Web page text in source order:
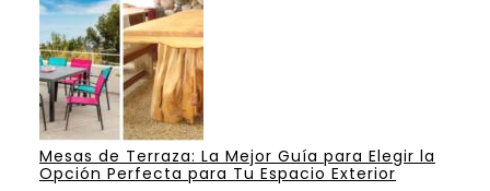
Mesas de Terraza: La Mejor Guía para Elegir la
Opción Perfecta para Tu Espacio Exterior